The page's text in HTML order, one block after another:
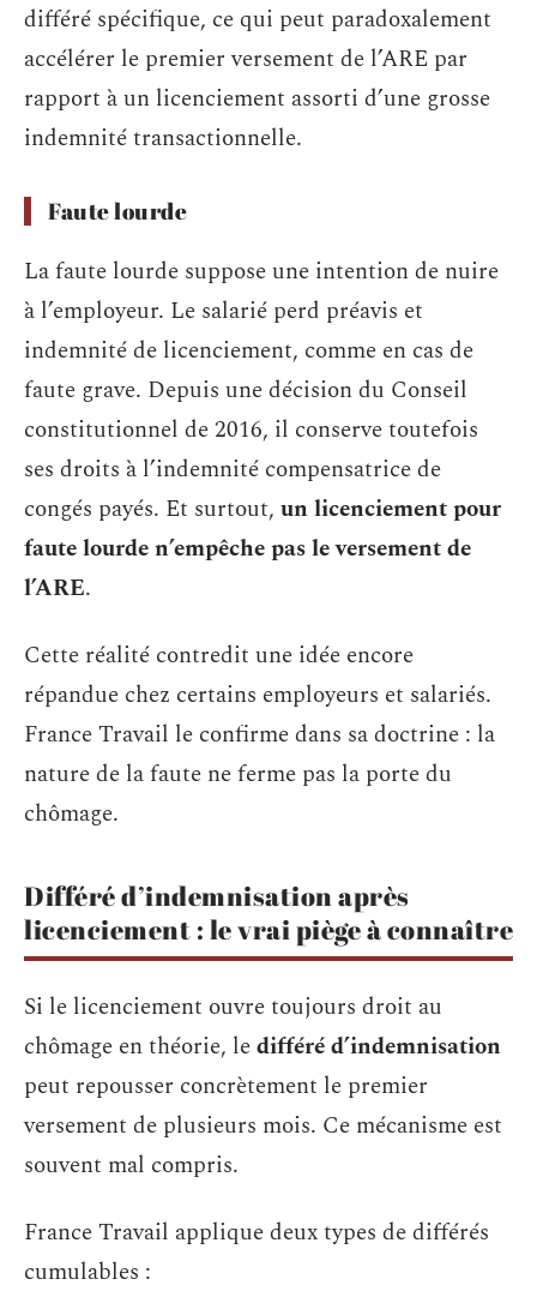
différé spécifique, ce qui peut paradoxalement
accélérer le premier versement de l’ARE par
rapport à un licenciement assorti d’une grosse
indemnité transactionnelle.
Faute lourde
La faute lourde suppose une intention de nuire
à l’employeur. Le salarié perd préavis et
indemnité de licenciement, comme en cas de
faute grave. Depuis une décision du Conseil
constitutionnel de 2016, il conserve toutefois
ses droits à l’indemnité compensatrice de
congés payés. Et surtout, un licenciement pour
faute lourde n’empêche pas le versement de
l’ARE.
Cette réalité contredit une idée encore
répandue chez certains employeurs et salariés.
France Travail le confirme dans sa doctrine : la
nature de la faute ne ferme pas la porte du
chômage.
Différé d’indemnisation après
licenciement : le vrai piège à connaître
Si le licenciement ouvre toujours droit au
chômage en théorie, ledifféré d’indemnisation
peut repousser concrètement le premier
versement de plusieurs mois. Ce mécanisme est
souvent mal compris.
France Travail applique deux types de différés
cumulables :